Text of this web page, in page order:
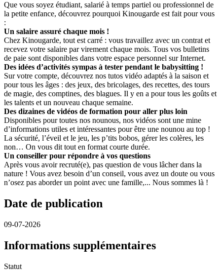
Que vous soyez étudiant, salarié à temps partiel ou professionnel de
la petite enfance, découvrez pourquoi Kinougarde est fait pour vous
:
Un salaire assuré chaque mois !
Chez Kinougarde, tout est carré : vous travaillez avec un contrat et
recevez votre salaire par virement chaque mois. Tous vos bulletins
de paie sont disponibles dans votre espace personnel sur Internet.
Des idées d’activités sympas à tester pendant le babysitting !
Sur votre compte, découvrez nos tutos vidéo adaptés à la saison et
pour tous les âges : des jeux, des bricolages, des recettes, des tours
de magie, des comptines, des blagues. Il y en a pour tous les goûts et
les talents et un nouveau chaque semaine.
Des dizaines de vidéos de formation pour aller plus loin
Disponibles pour toutes nos nounous, nos vidéos sont une mine
d’informations utiles et intéressantes pour être une nounou au top !
La sécurité, l’éveil et le jeu, les p’tits bobos, gérer les colères, les
non… On vous dit tout en format courte durée.
Un conseiller pour répondre à vos questions
Après vous avoir recruté(e), pas question de vous lâcher dans la
nature ! Vous avez besoin d’un conseil, vous avez un doute ou vous
n’osez pas aborder un point avec une famille,... Nous sommes là !
Date de publication
09-07-2026
Informations supplémentaires
Statut